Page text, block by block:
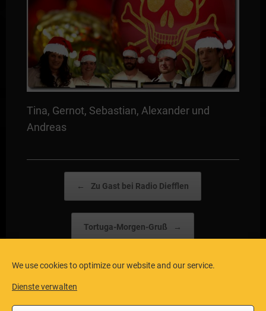
We use cookies to optimize our website and our service.
Dienste verwalten
Tina, Gernot, Sebastian, Alexander und
Andreas
← Zu Gast bei Radio Diefflen
Tortuga-Morgen-Gruß →